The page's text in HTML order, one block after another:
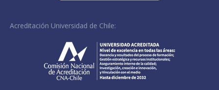
Acreditación Universidad de Chile: